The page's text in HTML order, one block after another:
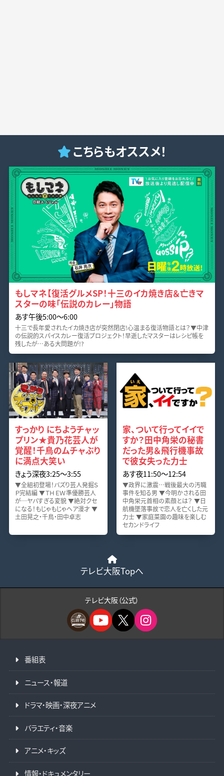
こちらもオススメ！
もしマネ【復活グルメSP！十三のイカ焼き店＆亡きマ
スターの味「伝説のカレー」物語
あす午後5:00〜6:00
十三で長年愛されたイカ焼き店が突然閉店!心温まる復活物語とは？▼中津
の伝説的スパイスカレー復活プロジェクト！早逝したマスターはレシピ帳を
残したが…ある大問題が!?
すっかり にちようチャッ
プリン★貴乃花芸人が
覚醒！千鳥のムチャぶり
に満点大笑い
きょう深夜3:25〜3:55
▼全組初登場！バズり芸人発掘Ｓ
Ｐ完結編 ▼ＴＨＥＷ準優勝芸人
が…ヤバすぎる変貌 ▼絶対クセ
になる！もじゃもじゃヘア漫才 ▼
土田晃之・千鳥・田中卓志
家、ついて行ってイイで
すか？田中角栄の秘書
だった男＆飛行機事故
で彼女失った力士
あす夜11:50〜12:54
▼政界に激震…戦後最大の汚職
事件を知る男 ▼今明かされる田
中角栄元首相の素顔とは？ ▼日
航機墜落事故で恋人を亡くした元
力士 ▼家庭菜園の趣味を楽しむ
セカンドライフ
テレビ大阪Topへ
テレビ大阪（公式）
番組表
ニュース・報道
ドラマ・映画・深夜アニメ
バラエティ・音楽
アニメ・キッズ
情報・ドキュメンタリー